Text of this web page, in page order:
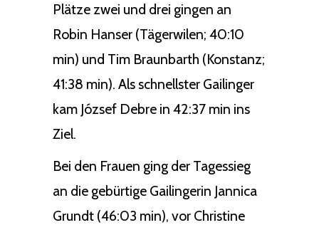
Plätze zwei und drei gingen an
Robin Hanser (Tägerwilen; 40:10
min) und Tim Braunbarth (Konstanz;
41:38 min). Als schnellster Gailinger
kam József Debre in 42:37 min ins
Ziel.
Bei den Frauen ging der Tagessieg
an die gebürtige Gailingerin Jannica
Grundt (46:03 min), vor Christine